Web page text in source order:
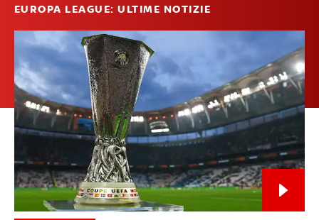
EUROPA LEAGUE: ULTIME NOTIZIE